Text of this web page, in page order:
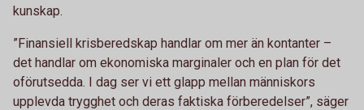
kunskap.
”Finansiell krisberedskap handlar om mer än kontanter –
det handlar om ekonomiska marginaler och en plan för det
oförutsedda. I dag ser vi ett glapp mellan människors
upplevda trygghet och deras faktiska förberedelser”, säger